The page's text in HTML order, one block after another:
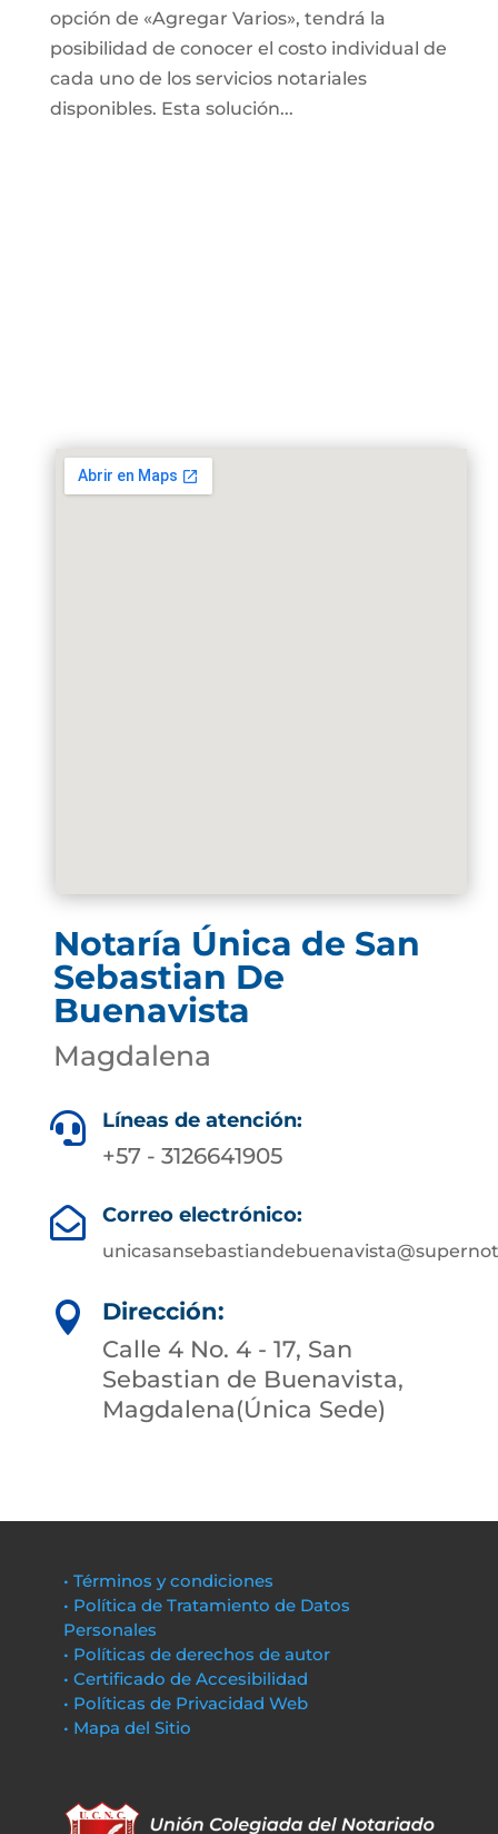
opción de «Agregar Varios», tendrá la
posibilidad de conocer el costo individual de
cada uno de los servicios notariales
disponibles. Esta solución...
Notaría Única de San
Sebastian De
Buenavista
Magdalena
 Líneas de atención:
+57 - 3126641905
 Correo electrónico:

Dirección:
Calle 4 No. 4 - 17, San
Sebastian de Buenavista,
Magdalena(Única Sede)
• Términos y condiciones
• Política de Tratamiento de Datos
Personales
• Políticas de derechos de autor
• Certificado de Accesibilidad
• Políticas de Privacidad Web
• Mapa del Sitio